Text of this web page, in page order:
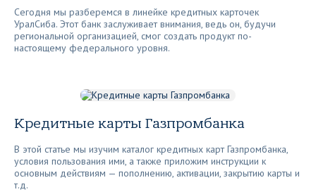
Сегодня мы разберемся в линейке кредитных карточек
УралСиба. Этот банк заслуживает внимания, ведь он, будучи
региональной организацией, смог создать продукт по-
настоящему федерального уровня.
Кредитные карты Газпромбанка
В этой статье мы изучим каталог кредитных карт Газпромбанка,
условия пользования ими, а также приложим инструкции к
основным действиям — пополнению, активации, закрытию карты и
т.д.